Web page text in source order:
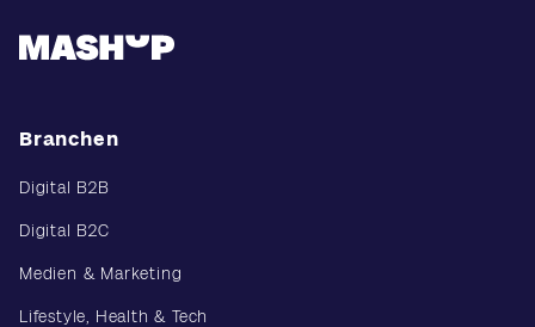
Branchen
Digital B2B
Digital B2C
Medien & Marketing
Lifestyle, Health & Tech